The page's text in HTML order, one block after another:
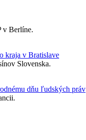
v Berlíne.
kraja v Bratislave
Slovenska.
dňu ľudských práv